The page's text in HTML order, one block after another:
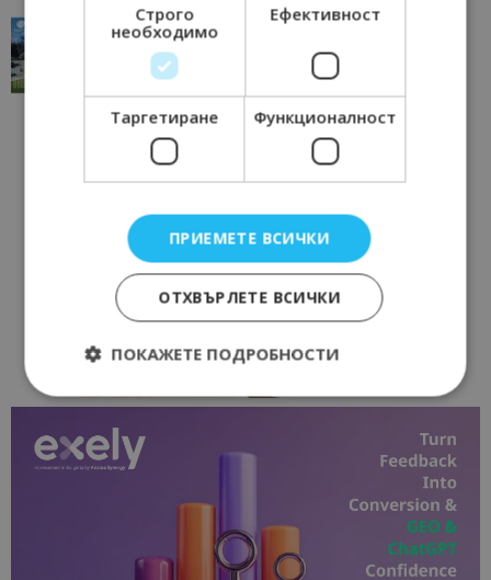
“Пощенска картичка от…”: Перник – град на
традициите, културата и вдъхновяващите...
Перник
Строго
необходимо
Ефективност
Таргетиране Функционалност
ПРИЕМЕТЕ ВСИЧКИ
ОТХВЪРЛЕТЕ ВСИЧКИ
ПОКАЖЕТЕ ПОДРОБНОСТИ
Строго необходимо
Строго необходимите бисквитки позволяват
основната функционалност на уебсайта, като
потребителско влизане и управление на
акаунта. Уебсайтът не може да се използва